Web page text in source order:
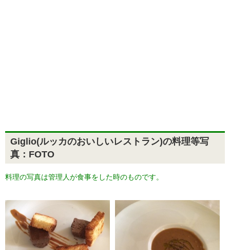
Giglio(ルッカのおいしいレストラン)の料理等写
真：FOTO
料理の写真は管理人が食事をした時のものです。